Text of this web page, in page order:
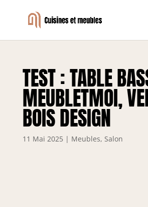
TEST : TABLE
MEUBLETMOI,
BOIS DESIGN
11 Mai 2025 | Meubles, Salon